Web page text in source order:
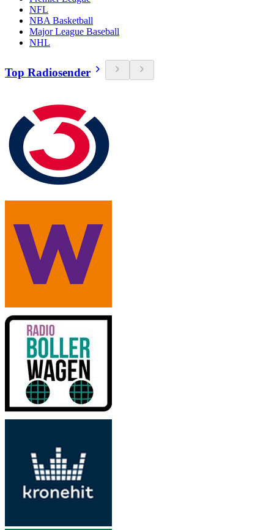
NFL
NBA Basketball
Major League Baseball
NHL
Top Radiosender